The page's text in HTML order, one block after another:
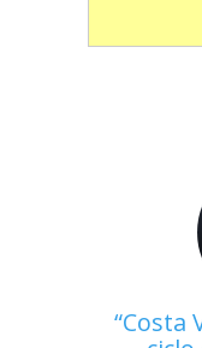
Costa